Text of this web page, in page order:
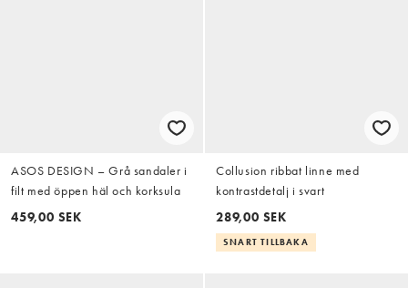
ASOS DESIGN – Grå sandaler i
filt med öppen häl och korksula
459,00 SEK
Collusion ribbat linne med
kontrastdetalj i svart
289,00 SEK
SNART TILLBAKA